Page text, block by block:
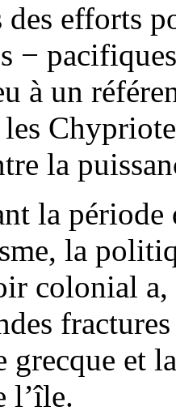
des efforts
−
à un
la
la
la
colonial a,
grecque et
l’île.